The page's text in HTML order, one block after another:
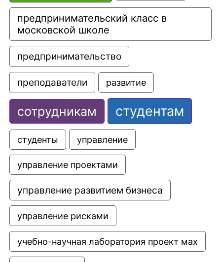
предпринимательский класс в
московской школе
предпринимательство
преподаватели развитие
сотрудникам студентам
студенты управление
управление проектами
управление развитием бизнеса
управление рисками
учебно-научная лаборатория проект мах